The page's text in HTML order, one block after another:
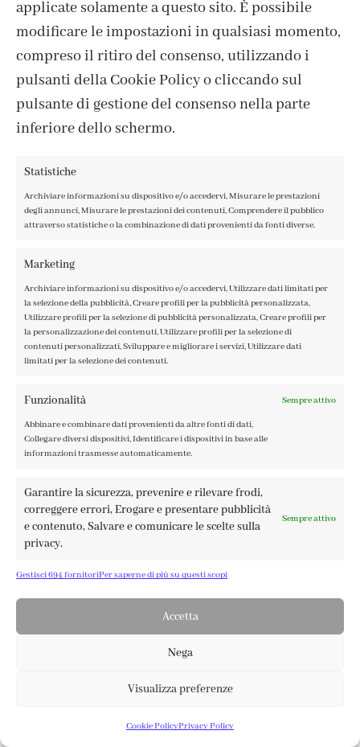
applicate solamente a questo sito. È possibile
modificare le impostazioni in qualsiasi momento,
compreso il ritiro del consenso, utilizzando i
pulsanti della Cookie Policy o cliccando sul
pulsante di gestione del consenso nella parte
inferiore dello schermo.
Statistiche
Archiviare informazioni su dispositivo e/o accedervi, Misurare le prestazioni
degli annunci, Misurare le prestazioni dei contenuti, Comprendere il pubblico
attraverso statistiche o la combinazione di dati provenienti da fonti diverse.
Marketing
Archiviare informazioni su dispositivo e/o accedervi, Utilizzare dati limitati per
la selezione della pubblicità, Creare profili per la pubblicità personalizzata,
Utilizzare profili per la selezione di pubblicità personalizzata, Creare profili per
la personalizzazione dei contenuti, Utilizzare profili per la selezione di
contenuti personalizzati, Sviluppare e migliorare i servizi, Utilizzare dati
limitati per la selezione dei contenuti.
Funzionalità Sempre attivo
Abbinare e combinare dati provenienti da altre fonti di dati,
Collegare diversi dispositivi, Identificare i dispositivi in base alle
informazioni trasmesse automaticamente.
Garantire la sicurezza, prevenire e rilevare frodi,
correggere errori, Erogare e presentare pubblicità
e contenuto, Salvare e comunicare le scelte sulla
privacy.
Sempre attivo
Gestisci 694 fornitoriPer saperne di più su questi scopi
Accetta
Nega
Visualizza preferenze
Cookie PolicyPrivacy Policy
Aggiungi Al Carrello
ACCOUNT
ISCRIVITI ALLA NEWSLETTER
CONTATTI
IL MIO ACCOUNT
ACCEDI / REGISTRATI
COOKIE POLICY
FABBRICA DEL COLORE, VIA TAGLIAMENTO 13, 23900 LECCO
– ©ABRALUX SRL P.IVA 01504540137 | DESIGN BYTATTICA